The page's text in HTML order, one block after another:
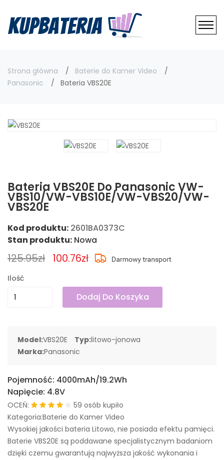
Strona główna
Baterie do Kamer Video
Panasonic
Bateria VBS20E
Bateria VBS20E Do Panasonic VW-
VBS10/VW-VBS10E/VW-VBS20/VW-
VBS20E
Kod produktu: 2601BA0373C
Stan produktu: Nowa
125.95zł 100.76zł
Ilość
Dodaj Do Koszyka
Model:VBS20E Typ:litowo-jonowa
Marka:Panasonic
Pojemność: 4000mAh/19.2Wh
Napięcie: 4.8V
OCEŃ:
59 osób kupiło
Kategoria:Baterie do Kamer Video
Wysokiej jakości bateria Litowo, nie posiada efektu pamięci.
Baterie VBS20E są poddawane specjalistycznym badaniom
dzięki czemu gwarantują najwyższa jakość wykonania i